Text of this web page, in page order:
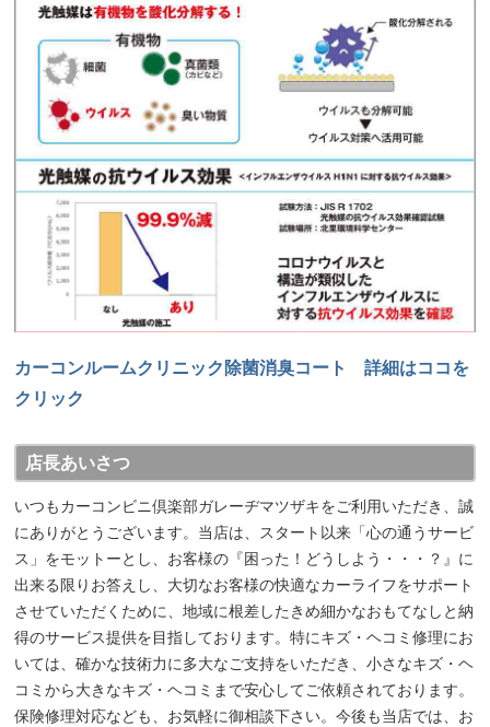
カーコンルームクリニック除菌消臭コート 詳細はココを
クリック
店長あいさつ
いつもカーコンビニ倶楽部ガレーヂマツザキをご利用いただき、誠
にありがとうございます。当店は、スタート以来「心の通うサービ
ス」をモットーとし、お客様の『困った！どうしよう・・・？』に
出来る限りお答えし、大切なお客様の快適なカーライフをサポート
させていただくために、地域に根差したきめ細かなおもてなしと納
得のサービス提供を目指しております。特にキズ・ヘコミ修理にお
いては、確かな技術力に多大なご支持をいただき、小さなキズ・ヘ
コミから大きなキズ・ヘコミまで安心してご依頼されております。
保険修理対応なども、お気軽に御相談下さい。今後も当店では、お